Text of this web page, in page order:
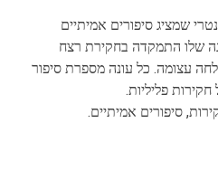
שמציג סיפורים אמיתיים
שלו התמקדה בחקירת רצח
עצומה. כל עונה מספרת סיפור
פליליות.
סיפורים אמיתיים.